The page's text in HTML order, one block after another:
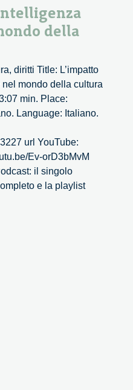
della
diritti Title: L’impatto
mondo della cultura
min. Place:
Language: Italiano.
url YouTube:
Ev-orD3bMvM
il singolo
e la playlist